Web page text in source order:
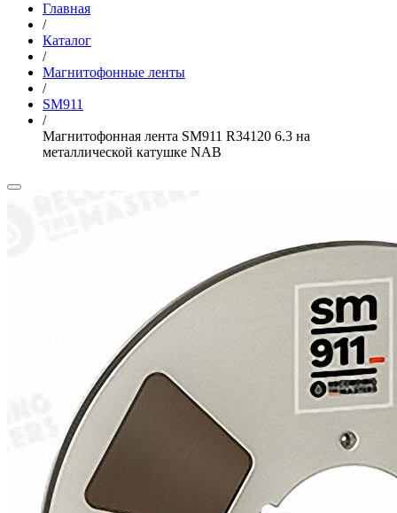
Главная
/
Каталог
/
Магнитофонные ленты
/
SM911
/
Магнитофонная лента SM911 R34120 6.3 на
металлической катушке NAB